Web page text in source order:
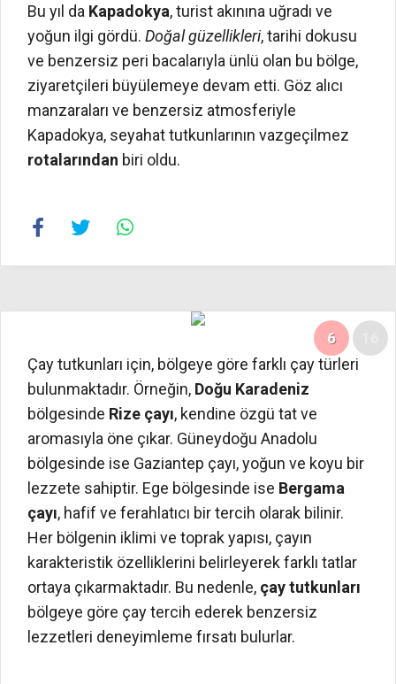
Bu yıl da Kapadokya, turist akınına uğradı ve
yoğun ilgi gördü. Doğal güzellikleri, tarihi dokusu
ve benzersiz peri bacalarıyla ünlü olan bu bölge,
ziyaretçileri büyülemeye devam etti. Göz alıcı
manzaraları ve benzersiz atmosferiyle
Kapadokya, seyahat tutkunlarının vazgeçilmez
rotalarından biri oldu.
6
Çay tutkunları için, bölgeye göre farklı çay türleri
bulunmaktadır. Örneğin, Doğu Karadeniz
bölgesinde Rize çayı, kendine özgü tat ve
aromasıyla öne çıkar. Güneydoğu Anadolu
bölgesinde ise Gaziantep çayı, yoğun ve koyu bir
lezzete sahiptir. Ege bölgesinde ise Bergama
çayı, hafif ve ferahlatıcı bir tercih olarak bilinir.
Her bölgenin iklimi ve toprak yapısı, çayın
karakteristik özelliklerini belirleyerek farklı tatlar
ortaya çıkarmaktadır. Bu nedenle, çay tutkunları
bölgeye göre çay tercih ederek benzersiz
lezzetleri deneyimleme fırsatı bulurlar.